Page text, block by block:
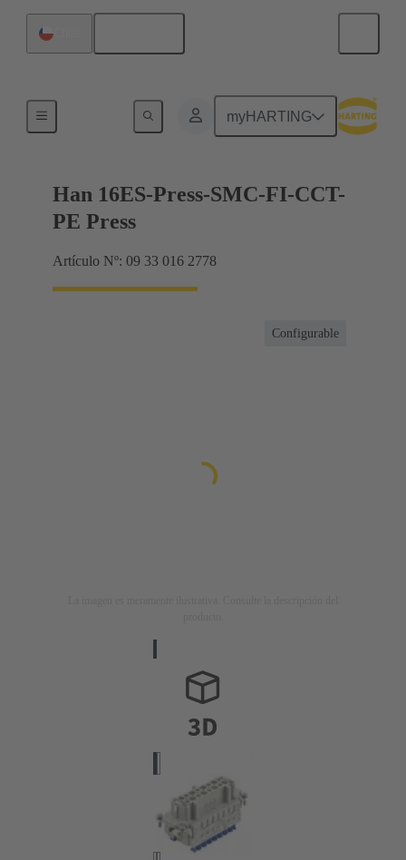
myHARTING
Corrientes hasta 16 A
Han 16ES-Press-SMC-FI-CCT-
PE Press
Artículo Nº: 09 33 016 2778
Configurable